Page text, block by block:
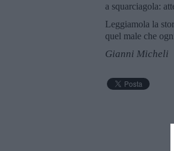
a squarciagola:
Leggiamola la
quel male che
Gianni Micheli